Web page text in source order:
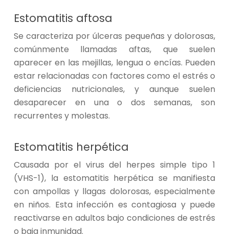
Estomatitis aftosa
Se caracteriza por úlceras pequeñas y dolorosas,
comúnmente llamadas aftas, que suelen
aparecer en las mejillas, lengua o encías. Pueden
estar relacionadas con factores como el estrés o
deficiencias nutricionales, y aunque suelen
desaparecer en una o dos semanas, son
recurrentes y molestas.
Estomatitis herpética
Causada por el virus del herpes simple tipo 1
(VHS-1), la estomatitis herpética se manifiesta
con ampollas y llagas dolorosas, especialmente
en niños. Esta infección es contagiosa y puede
reactivarse en adultos bajo condiciones de estrés
o baja inmunidad.